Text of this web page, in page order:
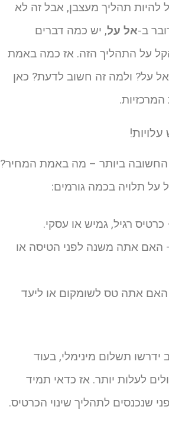
להיות תהליך מעצבן, אבל זה לא
ב-אל על, יש כמה דברים
על התהליך הזה. אז כמה באמת
על? ולמה זה חשוב לדעת? כאן
ביותר – מה באמת המחיר?
על תלויה בכמה גורמים:
רגיל, גמיש או עסקי.
האם אתה משנה לפני הטיסה או
אתה טס לשומקום או ליעד
תשלום מינימלי, בעוד
לעלות יותר. אז כדאי תמיד
שנכנסים לתהליך שינוי הכרטיס.